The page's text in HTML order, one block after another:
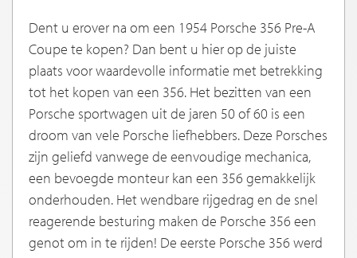
Dent u erover na om een 1954 Porsche 356 Pre-A
Coupe te kopen? Dan bent u hier op de juiste
plaats voor waardevolle informatie met betrekking
tot het kopen van een 356. Het bezitten van een
Porsche sportwagen uit de jaren 50 of 60 is een
droom van vele Porsche liefhebbers. Deze Porsches
zijn geliefd vanwege de eenvoudige mechanica,
een bevoegde monteur kan een 356 gemakkelijk
onderhouden. Het wendbare rijgedrag en de snel
reagerende besturing maken de Porsche 356 een
genot om in te rijden! De eerste Porsche 356 werd